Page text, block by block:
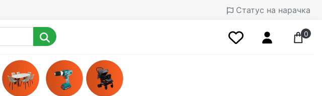
Статус на нарачка
0